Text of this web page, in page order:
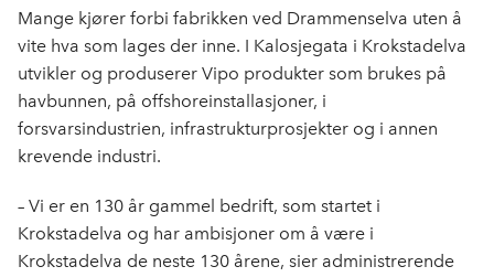
e
b
o
k
e
d
o
s
Mange kjører forbi fabrikken ved Drammenselva uten å
vite hva som lages der inne. I Kalosjegata i Krokstadelva
utvikler og produserer Vipo produkter som brukes på
havbunnen, på offshoreinstallasjoner, i
forsvarsindustrien, infrastrukturprosjekter og i annen
krevende industri.
– Vi er en 130 år gammel bedrift, som startet i
Krokstadelva og har ambisjoner om å være i
Krokstadelva de neste 130 årene, sier administrerende